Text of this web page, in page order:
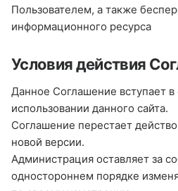
Пользователем, а также
информационного ресурса
Условия действия
Данное Соглашение вступает
использовании данного сайта.
Соглашение перестает
новой версии.
Администрация оставляет за
одностороннем порядке